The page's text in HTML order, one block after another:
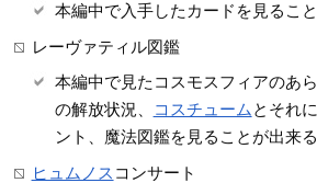
本編中で入手したカードを見ること
レーヴァティル図鑑
本編中で見たコスモスフィアのあ
の解放状況、
コスチューム とそれ
ント、魔法図鑑を見ることが出来る
ヒュムノス コンサート